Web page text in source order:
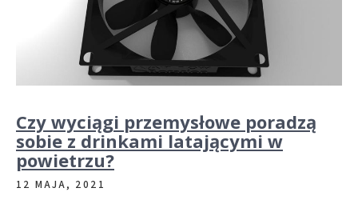
Czy wyciągi przemysłowe poradzą
sobie z drinkami latającymi w
powietrzu?
12 MAJA, 2021